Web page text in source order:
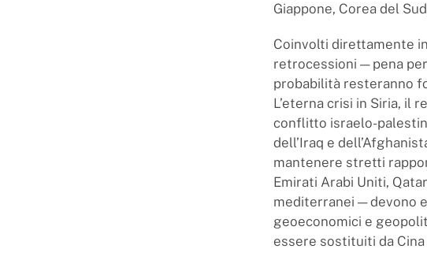
Giappone, Corea del
Coinvolti direttamente
retrocessioni — pena
probabilità resteranno
L’eterna crisi in Siria, il
conflitto israelo-
dell’Iraq e
mantenere stretti
Emirati Arabi Uniti,
mediterranei — devono
geoeconomici e
essere sostituiti da